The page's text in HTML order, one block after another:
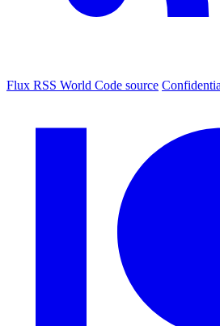
Flux RSS World Code source